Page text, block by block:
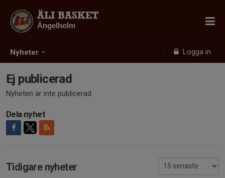
Nyheter Logga in
ÄLI BASKET
Ängelholm
Ej publicerad
Nyheten är inte publicerad
Dela nyhet
Tidigare nyheter